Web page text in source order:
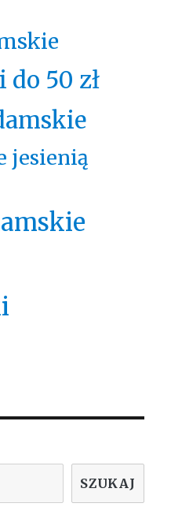
50 zł
jesienią
SZUKAJ